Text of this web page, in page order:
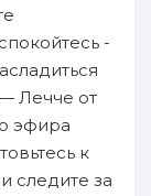
-
Лечче от
эфира
к
следите за